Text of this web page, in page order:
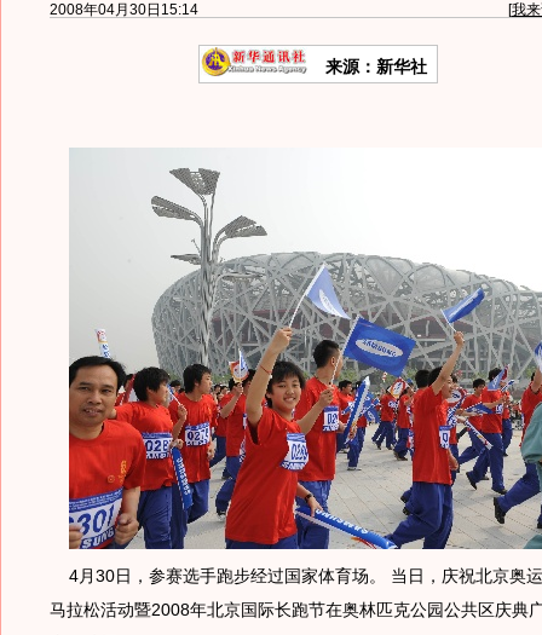
2008年04月30日15:14 [我
来源：新华社
4月30日，参赛选手跑步经过国家体育场。 当日，庆祝北京奥
马拉松活动暨2008年北京国际长跑节在奥林匹克公园公共区庆典